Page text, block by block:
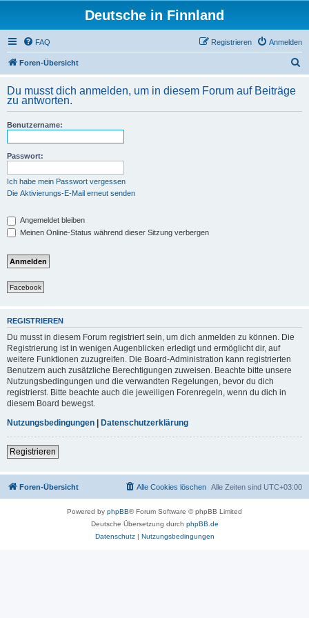
Deutsche in Finnland
FAQ Anmelden
Registrieren
Foren-Übersicht
h
Du musst dich anmelden, um in diesem Forum auf Beiträge
zu antworten.
Benutzername:
Passwort:
Ich habe mein Passwort vergessen
Die Aktivierungs-E-Mail erneut senden
Angemeldet bleiben
Meinen Online-Status während dieser Sitzung verbergen
Facebook
REGISTRIEREN
Du musst in diesem Forum registriert sein, um dich anmelden zu können. Die
Registrierung ist in wenigen Augenblicken erledigt und ermöglicht dir, auf
weitere Funktionen zuzugreifen. Die Board-Administration kann registrierten
Benutzern auch zusätzliche Berechtigungen zuweisen. Beachte bitte unsere
Nutzungsbedingungen und die verwandten Regelungen, bevor du dich
registrierst. Bitte beachte auch die jeweiligen Forenregeln, wenn du dich in
diesem Board bewegst.
Nutzungsbedingungen | Datenschutzerklärung
Registrieren
Foren-Übersicht Alle Zeiten sind UTC+03:00
Alle Cookies löschen
Powered by phpBB® Forum Software © phpBB Limited
Deutsche Übersetzung durch phpBB.de
Datenschutz| Nutzungsbedingungen